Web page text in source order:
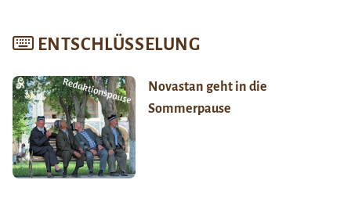
ENTSCHLÜSSELUNG
Novastan geht in die
Sommerpause